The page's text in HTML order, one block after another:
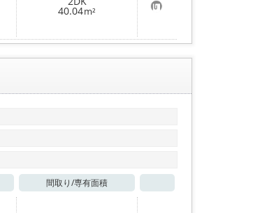
40.04m² お
気
に
入
登
間取り/専有面積